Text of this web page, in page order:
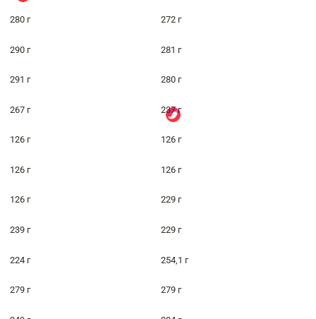
280 г 272 г
290 г 281 г
291 г 280 г
267 г 237 г
126 г 126 г
126 г 126 г
126 г 229 г
239 г 229 г
224 г 254,1 г
279 г 279 г